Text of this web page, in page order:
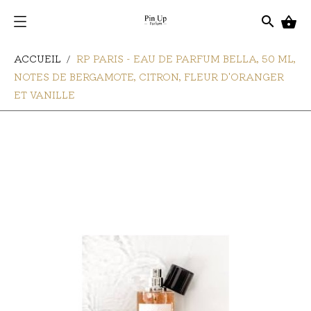

search
ACCUEIL
RP PARIS - EAU DE PARFUM BELLA, 50 ML,
NOTES DE BERGAMOTE, CITRON, FLEUR D'ORANGER
ET VANILLE